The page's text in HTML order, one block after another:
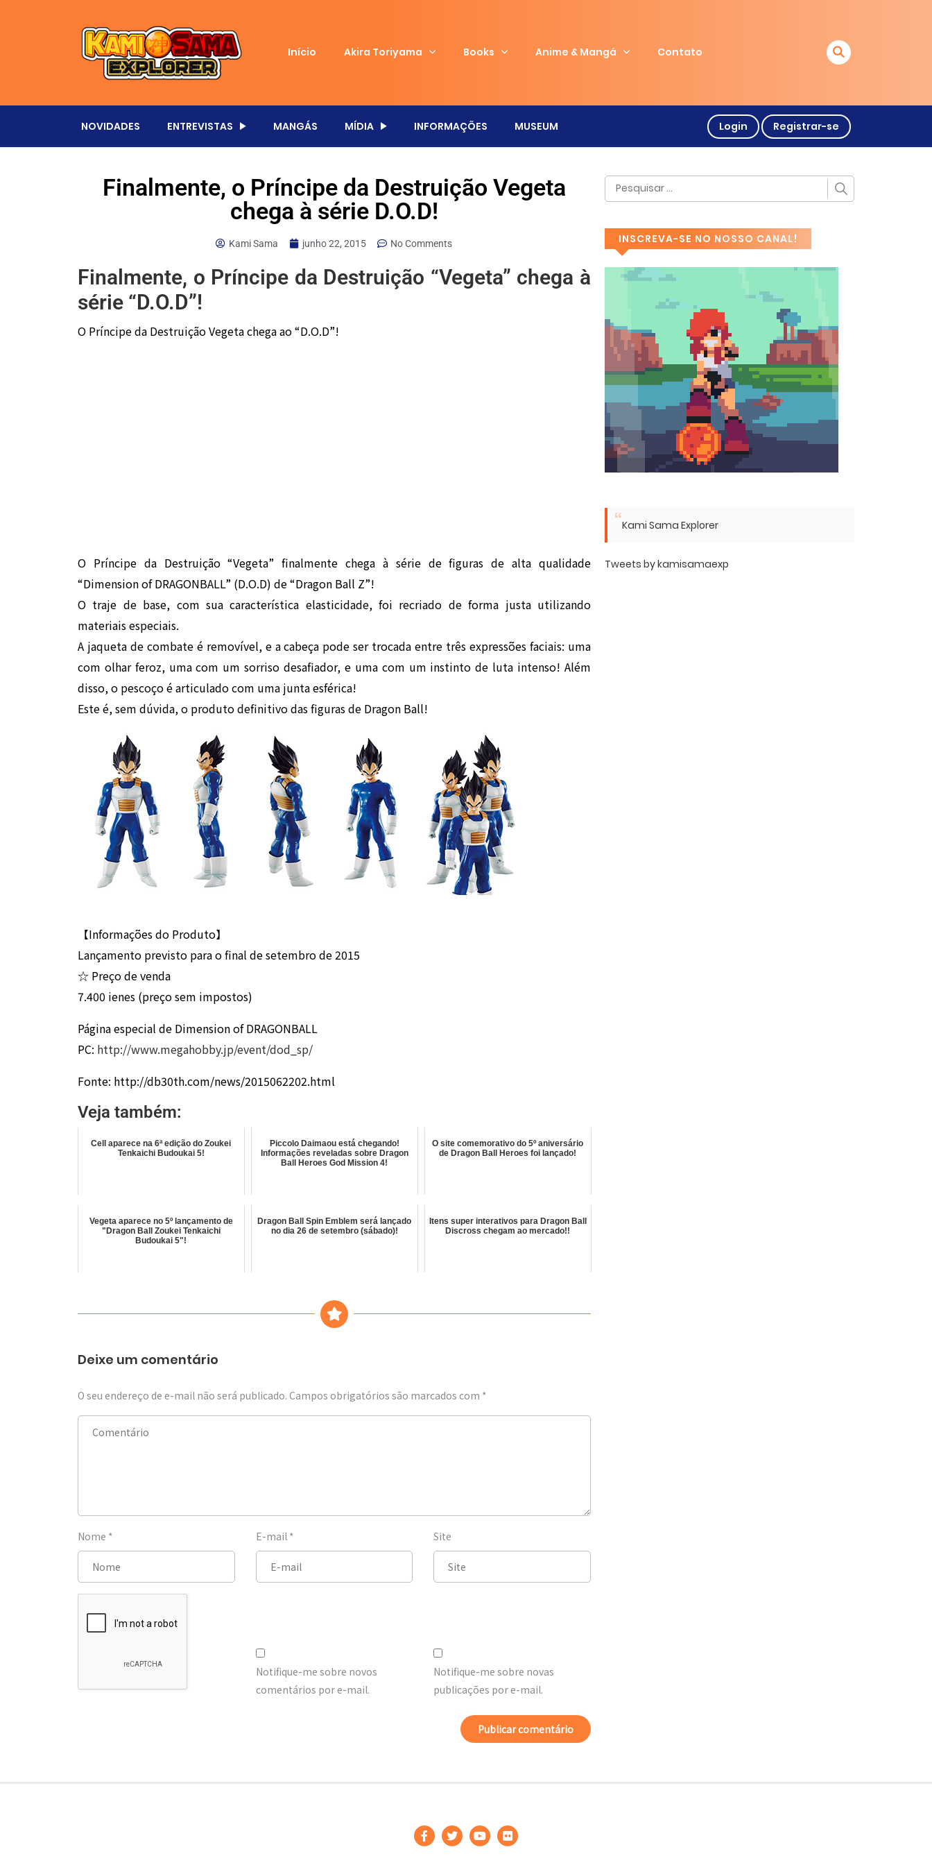
Início Akira Toriyama Books Anime & Mangá Contato
NOVIDADES ENTREVISTAS MANGÁS MÍDIA INFORMAÇÕES MUSEUM Login Registrar-se
Finalmente, o Príncipe da Destruição Vegeta
chega à série D.O.D!
Kami Sama junho 22, 2015 No Comments
Finalmente, o Príncipe da Destruição “Vegeta” chega à
série “D.O.D”!
O Príncipe da Destruição Vegeta chega ao “D.O.D”!
O Príncipe da Destruição “Vegeta” finalmente chega à série de figuras de alta qualidade
“Dimension of DRAGONBALL” (D.O.D) de “Dragon Ball Z”!
O traje de base, com sua característica elasticidade, foi recriado de forma justa utilizando
materiais especiais.
A jaqueta de combate é removível, e a cabeça pode ser trocada entre três expressões faciais: uma
com olhar feroz, uma com um sorriso desafiador, e uma com um instinto de luta intenso! Além
disso, o pescoço é articulado com uma junta esférica!
Este é, sem dúvida, o produto definitivo das figuras de Dragon Ball!
【Informações do Produto】
Lançamento previsto para o final de setembro de 2015
☆ Preço de venda
7.400 ienes (preço sem impostos)
Página especial de Dimension of DRAGONBALL
PC: http://www.megahobby.jp/event/dod_sp/
Fonte: http://db30th.com/news/2015062202.html
Veja também:
Cell aparece na 6ª edição do Zoukei
Tenkaichi Budoukai 5!
Piccolo Daimaou está chegando!
Informações reveladas sobre Dragon
Ball Heroes God Mission 4!
O site comemorativo do 5º aniversário
de Dragon Ball Heroes foi lançado!
Vegeta aparece no 5º lançamento de
"Dragon Ball Zoukei Tenkaichi
Budoukai 5"!
Dragon Ball Spin Emblem será lançado
no dia 26 de setembro (sábado)!
Itens super interativos para Dragon Ball
Discross chegam ao mercado!!
Deixe um comentário
O seu endereço de e-mail não será publicado. Campos obrigatórios são marcados com *
Nome * E-mail * Site
Notifique-me sobre novos
comentários por e-mail.
Notifique-me sobre novas
publicações por e-mail.
INSCREVA-SE NO NOSSO CANAL!
Kami Sama Explorer
Tweets by kamisamaexp